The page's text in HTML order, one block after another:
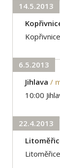
14.5.2013
Kopřivnice
6.5.2013
Jihlava /
10:00
22.4.2013
Litoměřice